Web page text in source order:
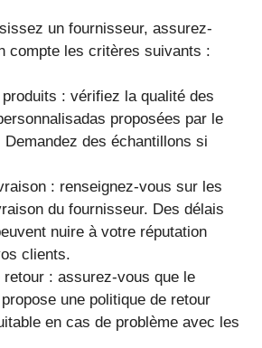
un fournisseur, assurez-
compte les critères suivants :
: vérifiez la qualité des
proposées par le
Demandez des échantillons si
: renseignez-vous sur les
du fournisseur. Des délais
nuire à votre réputation
clients.
retour : assurez-vous que le
une politique de retour
en cas de problème avec les